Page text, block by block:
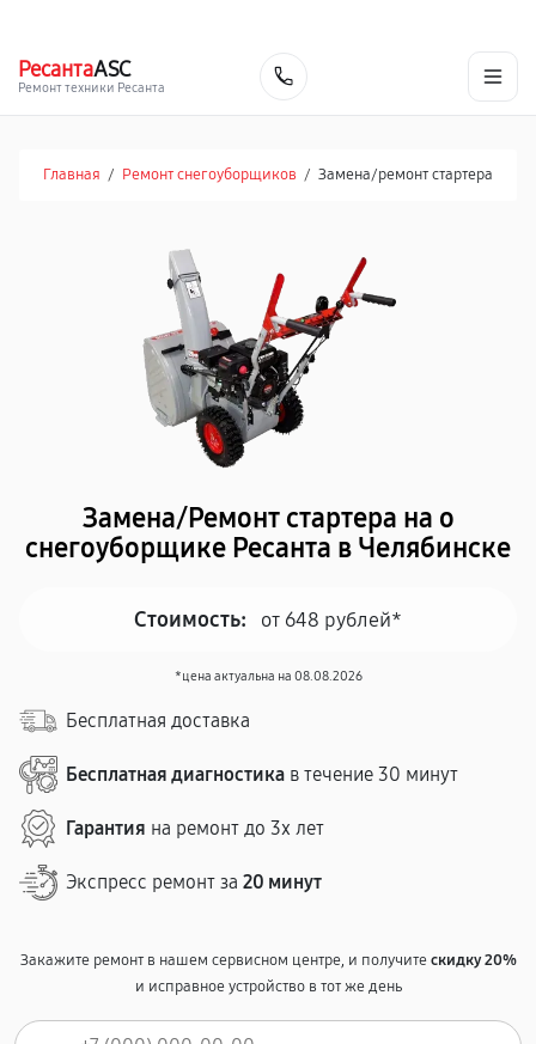
РесантаASC
Ремонт техники Ресанта
Главная / Ремонт снегоуборщиков / Замена/pемонт стартера
Замена/Pемонт стартера на о
снегоуборщике Ресанта в Челябинске
Стоимость: от 648 рублей*
*цена актуальна на 08.08.2026
Бесплатная доставка
Бесплатная диагностика в течение 30 минут
Гарантия на ремонт до 3х лет
Экспресс ремонт за 20 минут
Закажите ремонт в нашем сервисном центре, и получитескидку 20%
и исправное устройство в тот же день